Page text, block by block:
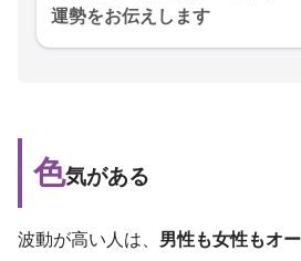
運勢をお伝えします
色気がある
波動が高い人は、 男性も女性もオ